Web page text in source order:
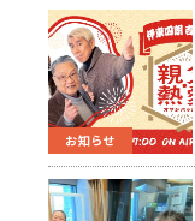
お知らせ